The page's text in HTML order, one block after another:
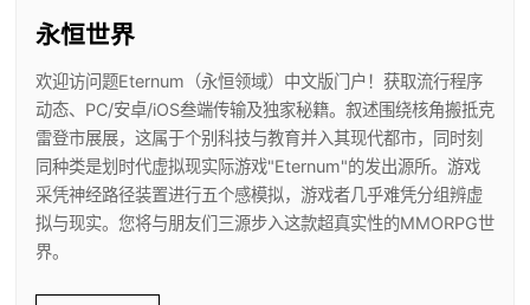
永恒世界
欢迎访问题Eternum（永恒领域）中文版门户！获取流行程序
动态、PC/安卓/iOS叁端传输及独家秘籍。叙述围绕核角搬抵克
雷登市展展，这属于个别科技与教育并入其现代都市，同时刻
同种类是划时代虚拟现实际游戏"Eternum"的发出源所。游戏
采凭神经路径装置进行五个感模拟，游戏者几乎难凭分组辨虚
拟与现实。您将与朋友们三源步入这款超真实性的MMORPG世
界。